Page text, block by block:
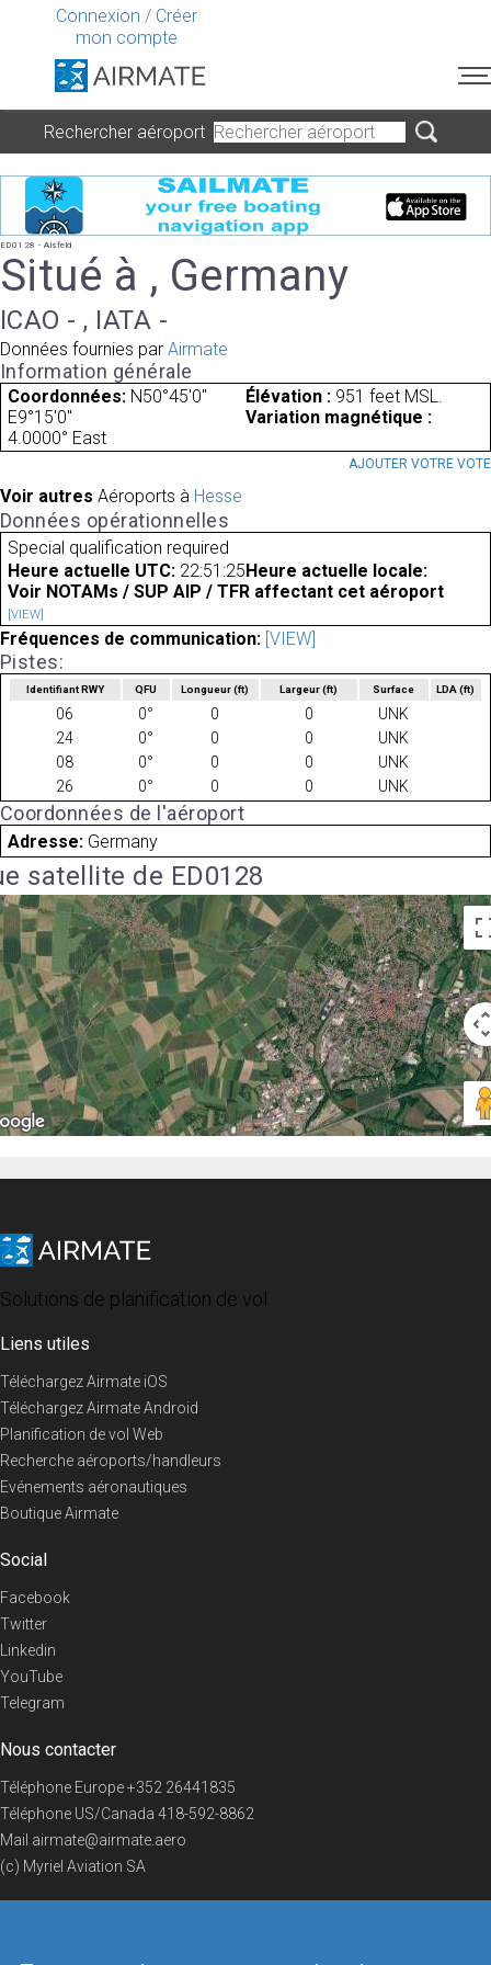
Connexion / Créer
mon compte
Rechercher aéroport
ED0128 - Alsfeld
Situé à , Germany
ICAO - , IATA -
Données fournies par Airmate
Information générale
Coordonnées: N50°45'0"
E9°15'0"
Élévation : 951 feet MSL.
Variation magnétique :
4.0000° East
AJOUTER VOTRE VOTE
Voir autres Aéroports à Hesse
Données opérationnelles
Special qualification required
Heure actuelle UTC: 22:51:25 Heure actuelle locale:
Voir NOTAMs / SUP AIP / TFR affectant cet aéroport
[VIEW]
Fréquences de communication: [VIEW]
Pistes:
Identifiant RWY QFU Longueur(ft) Largeur(ft) Surface LDA(ft)
06 0° 0 0
UNK
24
0° 0 0
UNK
08
0° 0 0
UNK
26
0° 0 0 UNK
Coordonnées de l'aéroport
Adresse: Germany
satellite de ED0128
Solutions de planification de vol
Liens utiles
Téléchargez Airmate iOS
Téléchargez Airmate Android
Planification de vol Web
Recherche aéroports/handleurs
Evénements aéronautiques
Boutique Airmate
Social
Facebook
Twitter
Linkedin
YouTube
Telegram
Nous contacter
Téléphone Europe+352 26441835
Téléphone US/Canada 418-592-8862
Mail airmate@airmate.aero
(c) Myriel Aviation SA